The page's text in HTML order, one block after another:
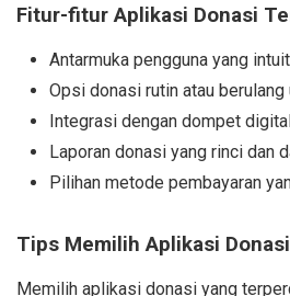
Fitur-fitur Aplikasi Donasi
Antarmuka pengguna yang
Opsi donasi rutin atau
Integrasi dengan dompet
Laporan donasi yang rinci dan
Pilihan metode pembayaran
Tips Memilih Aplikasi
Memilih aplikasi donasi yang